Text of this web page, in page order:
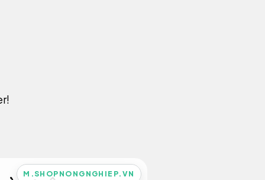
M.SHOPNONGNGHIEP.VN